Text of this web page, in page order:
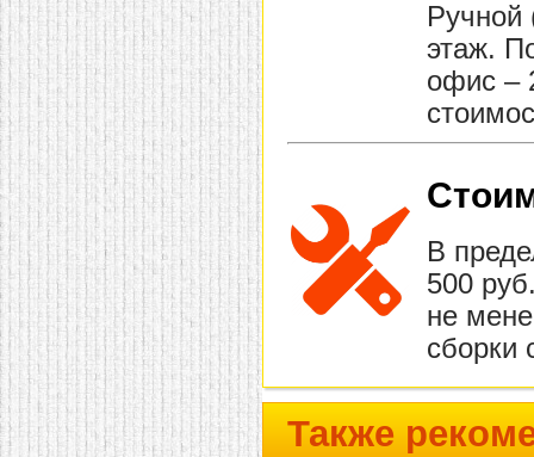
Ручной
этаж.
офис –
В
500
не
сборки
Также